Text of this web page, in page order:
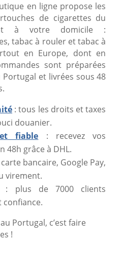
en ligne propose les
de cigarettes du
à votre domicile :
tabac à rouler et tabac à
en Europe, dont en
sont préparées
et livrées sous 48
: tous les droits et taxes
douanier.
fiable : recevez vos
48h grâce à DHL.
bancaire, Google Pay,
virement.
plus de 7000 clients
Portugal, c’est faire
!